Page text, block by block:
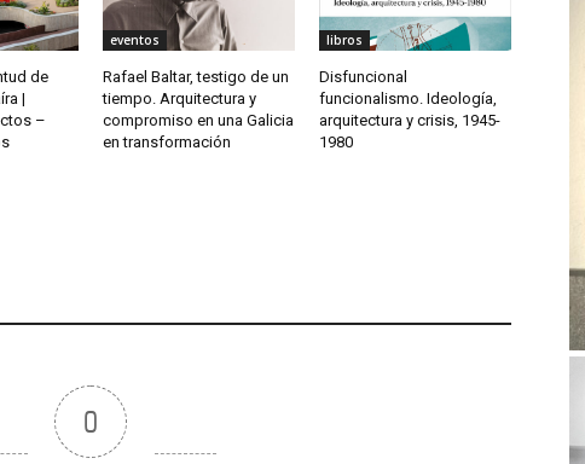
de
|
–
eventos
Rafael Baltar, testigo de un
tiempo. Arquitectura y
compromiso en una Galicia
en transformación
libros
Disfuncional
funcionalismo. Ideología,
arquitectura y crisis, 1945-
1980
0